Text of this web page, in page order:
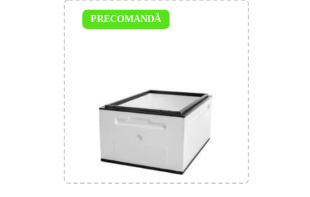
PRECOMANDĂ